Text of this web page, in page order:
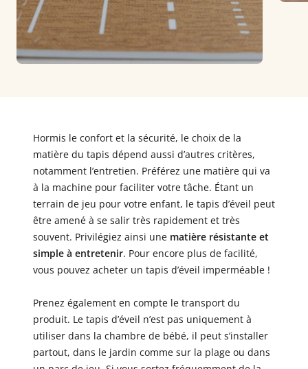
Hormis le confort et la sécurité, le choix de la
matière du tapis dépend aussi d’autres critères,
notamment l’entretien. Préférez une matière qui va
à la machine pour faciliter votre tâche. Étant un
terrain de jeu pour votre enfant, le tapis d’éveil peut
être amené à se salir très rapidement et très
souvent. Privilégiez ainsi une matière résistante et
simple à entretenir. Pour encore plus de facilité,
vous pouvez acheter un tapis d’éveil imperméable !
Prenez également en compte le transport du
produit. Le tapis d’éveil n’est pas uniquement à
utiliser dans la chambre de bébé, il peut s’installer
partout, dans le jardin comme sur la plage ou dans